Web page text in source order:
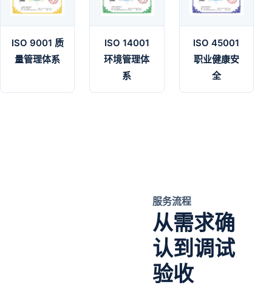
ISO 9001 质
量管理体系
ISO 14001
环境管理体
系
ISO 45001
职业健康安
全
服务流程
从需求确
认到调试
验收